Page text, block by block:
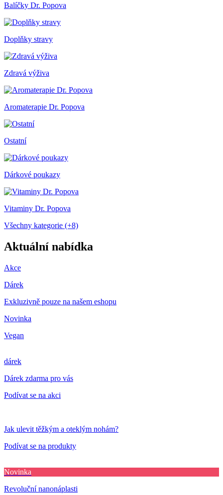
Balíčky Dr. Popova
Doplňky stravy
Zdravá výživa
Aromaterapie Dr. Popova
Ostatní
Dárkové poukazy
Vitaminy Dr. Popova
Všechny kategorie (+8)
Aktuální nabídka
Akce
Dárek
Exkluzivně pouze na našem eshopu
Novinka
Vegan
dárek
Dárek zdarma pro vás
Podívat se na akci
Jak ulevit těžkým a oteklým nohám?
Podívat se na produkty
Novinka
Revoluční nanonáplasti